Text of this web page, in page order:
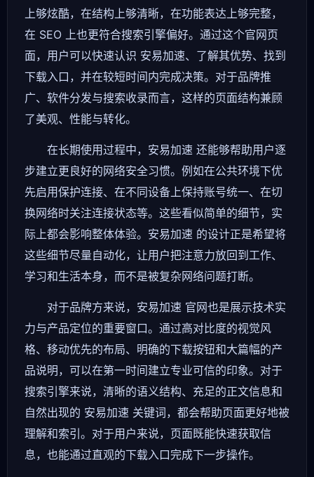
上够炫酷，在结构上够清晰，在功能表达上够完整，
在 SEO 上也更符合搜索引擎偏好。通过这个官网页
面，用户可以快速认识 安易加速、了解其优势、找到
下载入口，并在较短时间内完成决策。对于品牌推
广、软件分发与搜索收录而言，这样的页面结构兼顾
了美观、性能与转化。
在长期使用过程中，安易加速 还能够帮助用户逐
步建立更良好的网络安全习惯。例如在公共环境下优
先启用保护连接、在不同设备上保持账号统一、在切
换网络时关注连接状态等。这些看似简单的细节，实
际上都会影响整体体验。安易加速 的设计正是希望将
这些细节尽量自动化，让用户把注意力放回到工作、
学习和生活本身，而不是被复杂网络问题打断。
对于品牌方来说，安易加速 官网也是展示技术实
力与产品定位的重要窗口。通过高对比度的视觉风
格、移动优先的布局、明确的下载按钮和大篇幅的产
品说明，可以在第一时间建立专业可信的印象。对于
搜索引擎来说，清晰的语义结构、充足的正文信息和
自然出现的 安易加速 关键词，都会帮助页面更好地被
理解和索引。对于用户来说，页面既能快速获取信
息，也能通过直观的下载入口完成下一步操作。